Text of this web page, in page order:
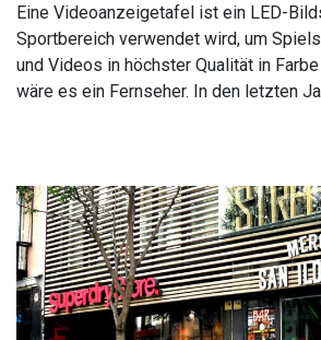
Eine Videoanzeigetafel ist ein LED-
Sportbereich verwendet wird, um
und Videos in höchster Qualität in
wäre es ein Fernseher. In den letzten